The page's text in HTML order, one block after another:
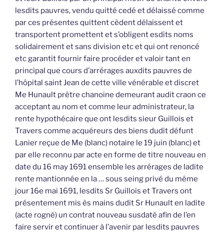
lesdits pauvres, vendu quitté cedé et délaissé comme
par ces présentes quittent cèdent délaissent et
transportent promettent et s’obligent esdits noms
solidairement et sans division etc et qui ont renoncé
etc garantit fournir faire procéder et valoir tant en
principal que cours d’arrérages auxdits pauvres de
l’hôpital saint Jean de cette ville vénérable et discret
Me Hunault prêtre chanoine demeurant audit craon ce
acceptant au nom et comme leur administrateur, la
rente hypothécaire que ont lesdits sieur Guillois et
Travers comme acquéreurs des biens dudit défunt
Lanier reçue de Me (blanc) notaire le 19 juin (blanc) et
par elle reconnu par acte en forme de titre nouveau en
date du 16 may 1691 ensemble les arrérages de ladite
rente mantionnée en la … sous seing privé du même
jour 16e mai 1691, lesdits Sr Guillois et Travers ont
présentement mis ès mains dudit Sr Hunault en ladite
(acte rogné) un contrat nouveau susdaté afin de l’en
faire servir et continuer à l’avenir par lesdits pauvres